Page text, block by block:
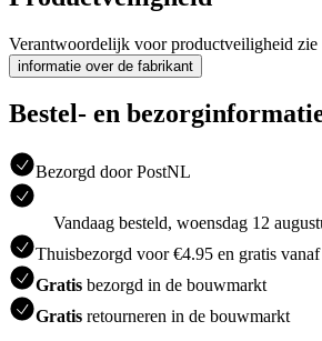
Verantwoordelijk voor productveiligheid zie
informatie over de fabrikant
Bestel- en
Bezorgd door PostNL
Vandaag besteld, woensdag 12
Thuisbezorgd voor €4.95 en gratis
Gratis bezorgd in de bouwmarkt
Gratis retourneren in de bouwmarkt